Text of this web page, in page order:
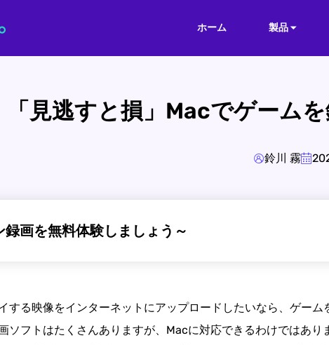
ホーム 製品
「見逃すと損」Macでゲーム
鈴川 霧
録画を無料体験しましょう～
する映像をインターネットにアップロードしたいなら、ゲーム
ソフトはたくさんありますが、Macに対応できるわけではあり